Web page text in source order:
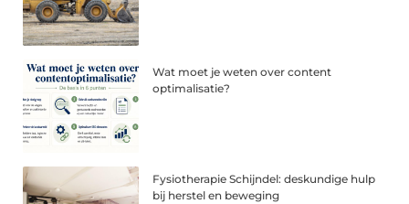
Wat moet je weten over content
optimalisatie?
Fysiotherapie Schijndel: deskundige hulp
bij herstel en beweging